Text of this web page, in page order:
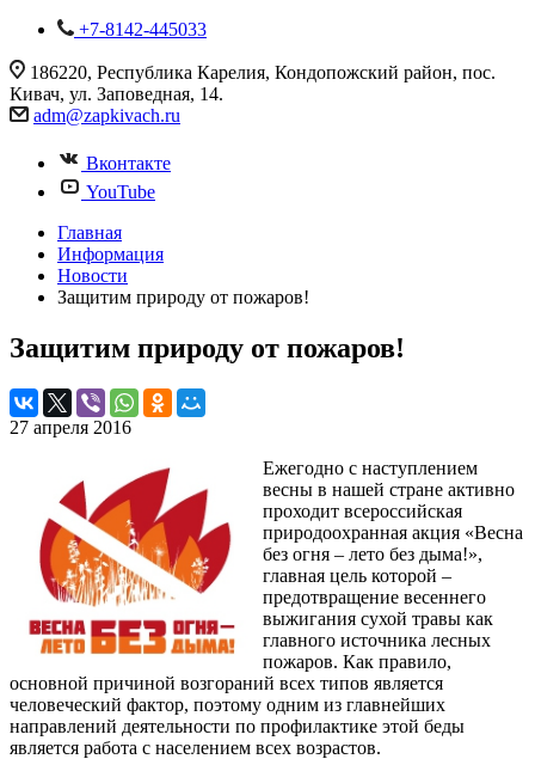
+7-8142-445033
186220, Республика Карелия, Кондопожский район, пос.
Кивач, ул. Заповедная, 14.
adm@zapkivach.ru
Вконтакте
YouTube
Главная
Информация
Новости
Защитим природу от пожаров!
Защитим природу от пожаров!
27 апреля 2016
Ежегодно с наступлением
весны в нашей стране активно
проходит всероссийская
природоохранная акция «Весна
без огня – лето без дыма!»,
главная цель которой –
предотвращение весеннего
выжигания сухой травы как
главного источника лесных
пожаров. Как правило,
основной причиной возгораний всех типов является
человеческий фактор, поэтому одним из главнейших
направлений деятельности по профилактике этой беды
является работа с населением всех возрастов.